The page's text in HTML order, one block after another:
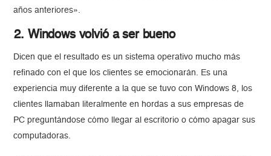
años anteriores».
2. Windows volvió a ser bueno
Dicen que el resultado es un sistema operativo mucho más
refinado con el que los clientes se emocionarán. Es una
experiencia muy diferente a la que se tuvo con Windows 8, los
clientes llamaban literalmente en hordas a sus empresas de
PC preguntándose cómo llegar al escritorio o cómo apagar sus
computadoras.